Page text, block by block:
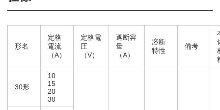
形名
定格
電流
（A）
定格電
圧
（V）
遮断容
量
（A）
溶断
特性
備考
30形
10
15
20
30